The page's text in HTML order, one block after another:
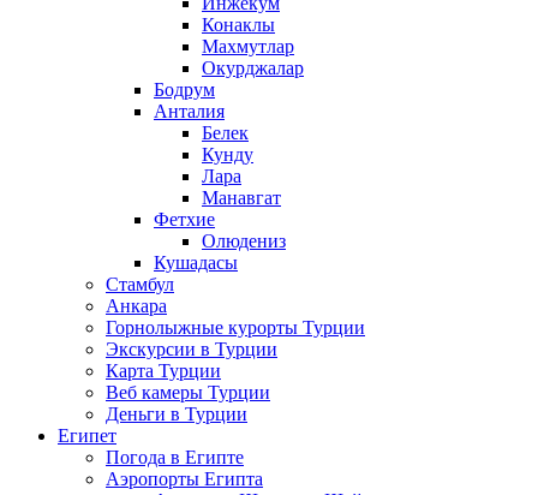
Конаклы
Махмутлар
Окурджалар
Бодрум
Анталия
Белек
Кунду
Лара
Манавгат
Фетхие
Олюдениз
Кушадасы
Стамбул
Анкара
Горнолыжные курорты Турции
Экскурсии в Турции
Карта Турции
Веб камеры Турции
Деньги в Турции
Египет
Погода в Египте
Аэропорты Египта